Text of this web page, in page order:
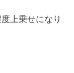
上乗せになり